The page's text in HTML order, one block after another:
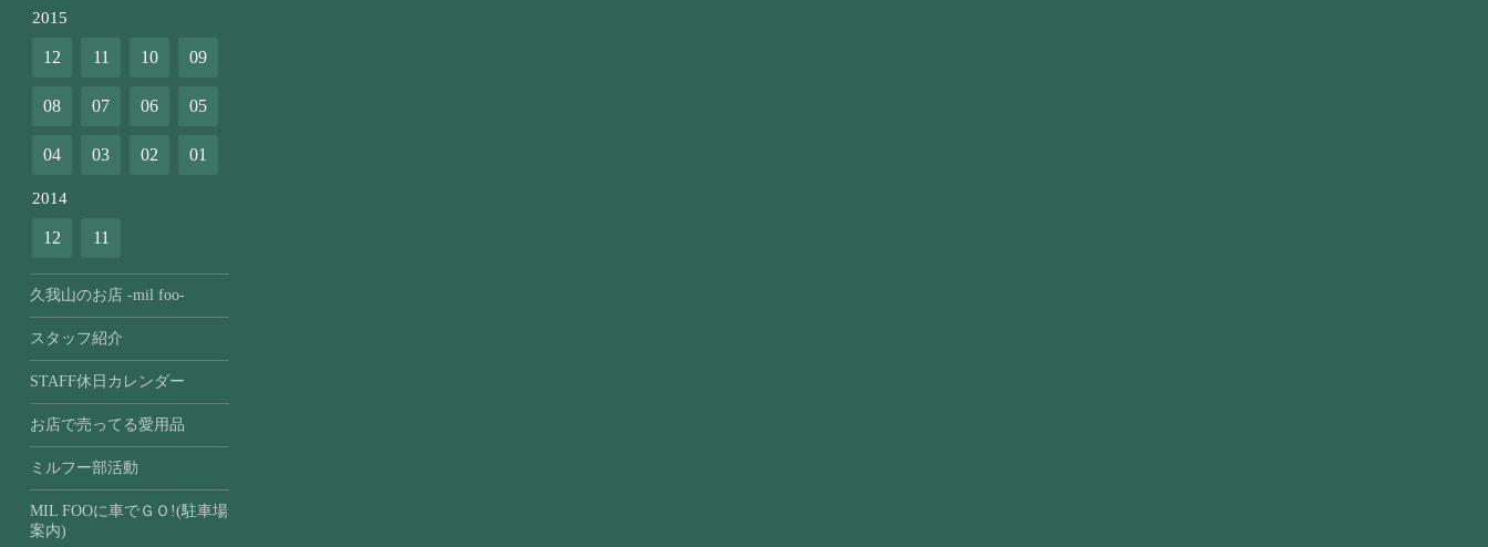
2015
12 11 10 09
08 07 06 05
04 03 02 01
2014
12 11
久我山のお店 -mil foo-
スタッフ紹介
STAFF休日カレンダー
お店で売ってる愛用品
ミルフー部活動
MIL FOOに車でＧＯ!(駐車場
案内)